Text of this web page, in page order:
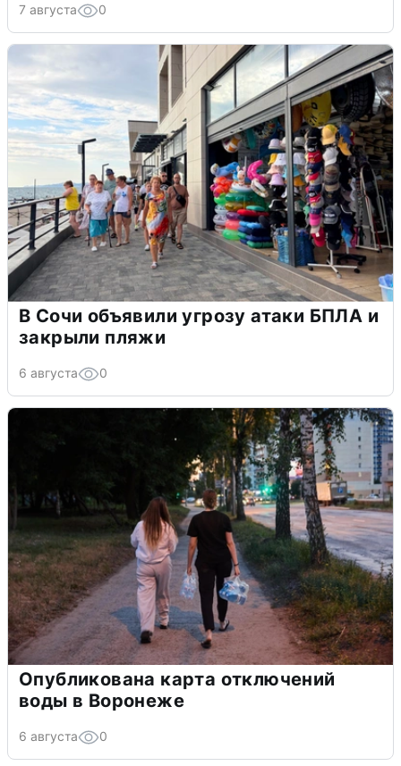
7 августа 0
В Сочи объявили угрозу атаки БПЛА и
закрыли пляжи
6 августа 0
Опубликована карта отключений
воды в Воронеже
6 августа 0